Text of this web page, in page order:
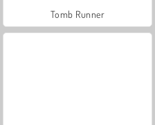
Tomb Runner